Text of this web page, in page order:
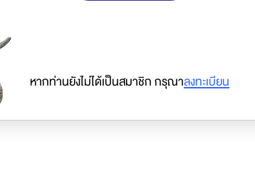
หากท่านยังไม่ได้เป็นสมาชิก กรุณาลงทะเบียน